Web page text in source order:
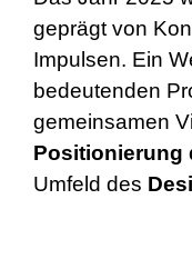
geprägt von
Impulsen. Ein
bedeutenden
gemeinsamen
Positionierung
Umfeld des